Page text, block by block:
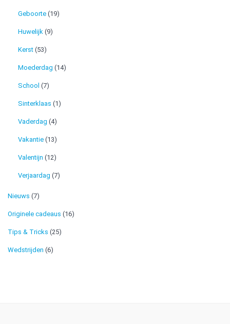
Geboorte (19)
Huwelijk (9)
Kerst (53)
Moederdag (14)
School (7)
Sinterklaas (1)
Vaderdag (4)
Vakantie (13)
Valentijn (12)
Verjaardag (7)
Nieuws (7)
Originele cadeaus (16)
Tips & Tricks (25)
Wedstrijden (6)